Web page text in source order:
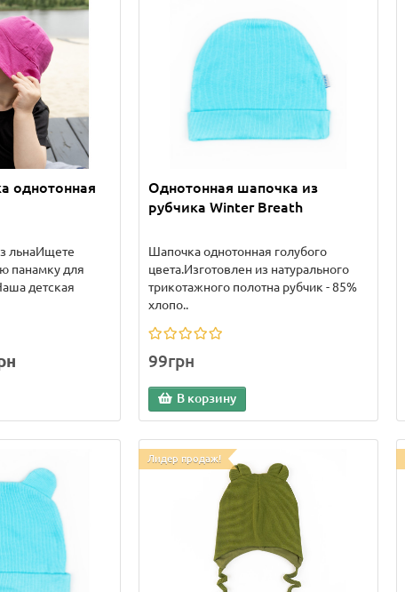
однотонная
льнаИщете
панамку для
детская
Однотонная шапочка из
рубчика Winter Breath
Шапочка однотонная голубого
цвета.Изготовлен из натурального
трикотажного полотна рубчик - 85%
хлопо..
99грн
В корзину
Лидер продаж!